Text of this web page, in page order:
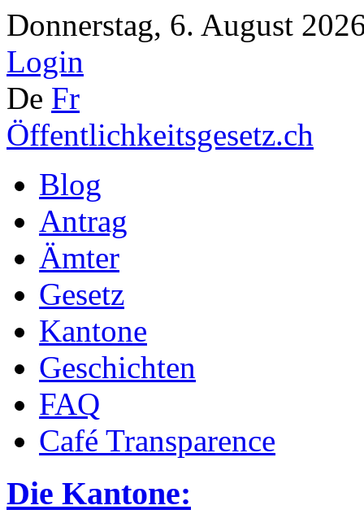
Donnerstag, 6. August
Login
De Fr
Öffentlichkeitsgesetz.ch
Blog
Antrag
Ämter
Gesetz
Kantone
Geschichten
FAQ
Café Transparence
Die Kantone: